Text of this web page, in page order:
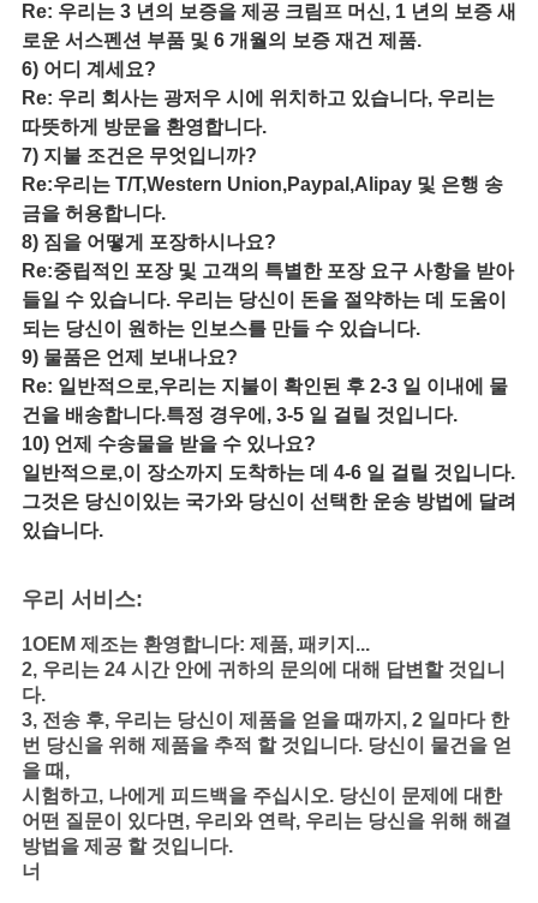
Re: 우리는 3 년의 보증을 제공 크림프 머신, 1 년의 보증 새
로운 서스펜션 부품 및 6 개월의 보증 재건 제품.
6) 어디 계세요?
Re: 우리 회사는 광저우 시에 위치하고 있습니다, 우리는
따뜻하게 방문을 환영합니다.
7) 지불 조건은 무엇입니까?
Re:우리는 T/T,Western Union,Paypal,Alipay 및 은행 송
금을 허용합니다.
8) 짐을 어떻게 포장하시나요?
Re:중립적인 포장 및 고객의 특별한 포장 요구 사항을 받아
들일 수 있습니다. 우리는 당신이 돈을 절약하는 데 도움이
되는 당신이 원하는 인보스를 만들 수 있습니다.
9) 물품은 언제 보내나요?
Re: 일반적으로,우리는 지불이 확인된 후 2-3 일 이내에 물
건을 배송합니다.특정 경우에, 3-5 일 걸릴 것입니다.
10) 언제 수송물을 받을 수 있나요?
일반적으로,이 장소까지 도착하는 데 4-6 일 걸릴 것입니다.
그것은 당신이있는 국가와 당신이 선택한 운송 방법에 달려
있습니다.
우리 서비스:
1OEM 제조는 환영합니다: 제품, 패키지...
2, 우리는 24 시간 안에 귀하의 문의에 대해 답변할 것입니
다.
3, 전송 후, 우리는 당신이 제품을 얻을 때까지, 2 일마다 한
번 당신을 위해 제품을 추적 할 것입니다. 당신이 물건을 얻
을 때,
시험하고, 나에게 피드백을 주십시오. 당신이 문제에 대한
어떤 질문이 있다면, 우리와 연락, 우리는 당신을 위해 해결
방법을 제공 할 것입니다.
너